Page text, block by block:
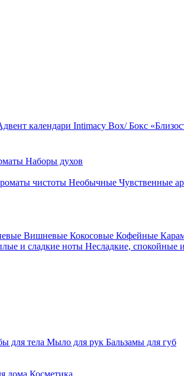
календари Intimacy Box/ Бокс
Наборы духов
чистоты Необычные Чувственные
Вишневые Кокосовые Кофейные
и сладкие ноты Несладкие, спокойные
для тела Мыло для рук Бальзамы для губ
дома Косметика